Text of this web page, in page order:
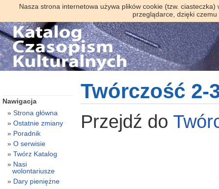
Nasza strona internetowa używa plików cookie (tzw.
przeglądarce, dzięki
Twórczość 2-
Przejdź do
Nawigacja
Strona główna
Ostatnie zmiany
Poradnik
O serwisie
Twórz Katalog
Nasi
wolontariusze
Dary pieniężne